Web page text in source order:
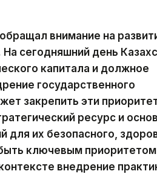
внимание на
сегодняшний день
капитала и должное
государственного
закрепить эти
ресурс и
для их безопасного,
ключевым приоритетом
внедрение